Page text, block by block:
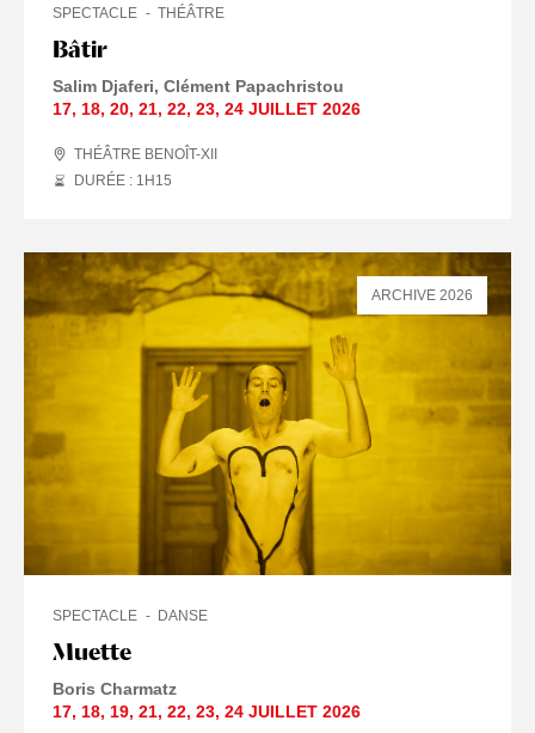
Bâtir
SPECTACLE THÉÂTRE
Salim Djaferi Clément Papachristou
17, 18, 20, 21, 22, 23, 24 JUILLET 2026
THÉÂTRE BENOÎT-XII
DURÉE : 1 H 15
Muette
SPECTACLE DANSE
Boris Charmatz
17, 18, 19, 21, 22, 23, 24 JUILLET 2026
ARCHIVE 2026